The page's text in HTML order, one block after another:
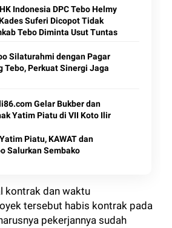
Indonesia DPC Tebo Helmy
Suferi Dicopot Tidak
Tebo Diminta Usut Tuntas
Silaturahmi dengan Pagar
Tebo, Perkuat Sinergi Jaga
Gelar Bukber dan
Yatim Piatu di VII Koto Ilir
Piatu, KAWAT dan
Salurkan Sembako
kontrak dan waktu
tersebut habis kontrak pada
pekerjannya sudah